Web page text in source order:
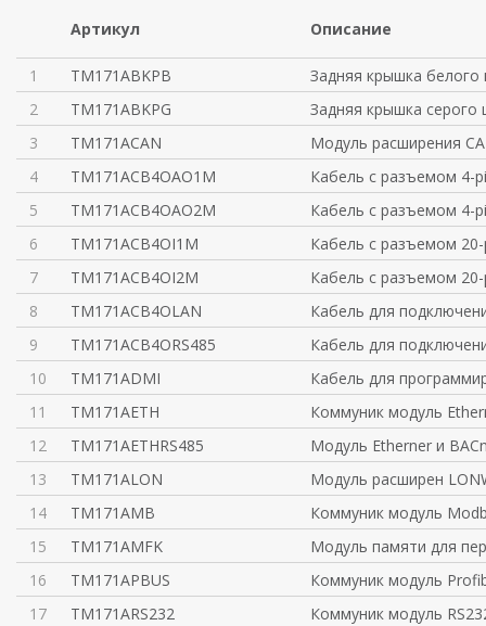
Артикул Описание
1 TM171ABKPB
Задняя крышка белого
2
TM171ABKPG
Задняя крышка серого
3
TM171ACAN
Модуль расширения
4
TM171ACB4OAO1M
Кабель с разъемом 4-
5
TM171ACB4OAO2M
Кабель с разъемом 4-
6
TM171ACB4OI1M
Кабель с разъемом
7
TM171ACB4OI2M
Кабель с разъемом
8
TM171ACB4OLAN
Кабель для
9
TM171ACB4ORS485
Кабель для
10
TM171ADMI
Кабель для
11
TM171AETH
Коммуник модуль
12
TM171AETHRS485
Модуль Etherner и
13
TM171ALON
Модуль расширен
14
TM171AMB
Коммуник модуль
15
TM171AMFK
Модуль памяти для
16
TM171APBUS
Коммуник модуль
17
TM171ARS232
Коммуник модуль